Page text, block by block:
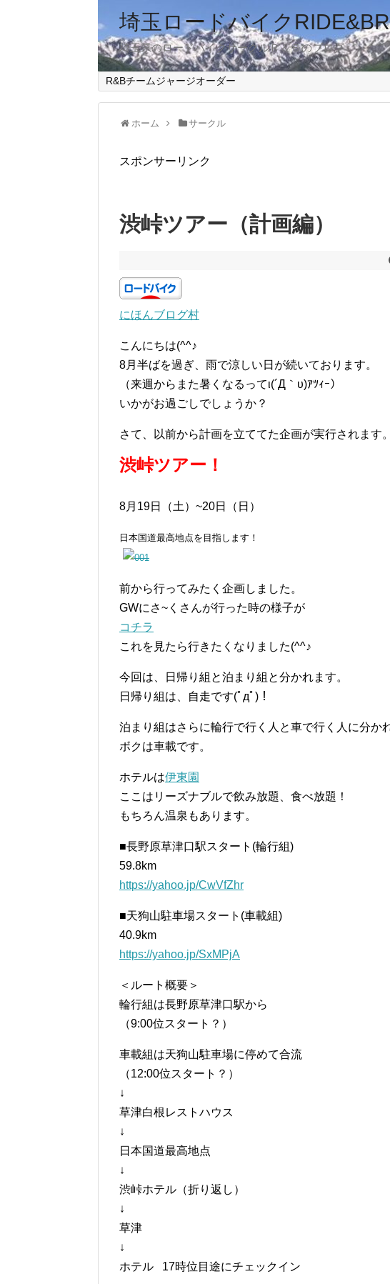
埼玉ロードバイク
埼玉県のロードバイクサークルＲ＆Ｂのブログ
R&Bチームジャージオーダー
ホーム サークル
スポンサーリンク
渋峠ツアー（計画編）
にほんブログ村
こんにちは(^^♪
8月半ばを過ぎ、雨で涼しい日が続いております。
（来週からまた暑くなるってι(´Д｀υ)ｱﾂｨｰ）
いかがお過ごしでしょうか？
さて、以前から計画を立ててた企画が実行されます。
渋峠ツアー！
8月19日（土）~20日（日）
日本国道最高地点を目指します！
前から行ってみたく企画しました。
GWにさ~くさんが行った時の様子が
コチラ
これを見たら行きたくなりました(^^♪
今回は、日帰り組と泊まり組と分かれます。
日帰り組は、自走です(ﾟдﾟ)！
泊まり組はさらに輪行で行く人と車で行く人に分か
ボクは車載です。
ホテルは伊東園
ここはリーズナブルで飲み放題、食べ放題！
もちろん温泉もあります。
■長野原草津口駅スタート(輪行組)
59.8km
https://yahoo.jp/CwVfZhr
■天狗山駐車場スタート(車載組)
40.9km
https://yahoo.jp/SxMPjA
＜ルート概要＞
輪行組は長野原草津口駅から
（9:00位スタート？）
車載組は天狗山駐車場に停めて合流
（12:00位スタート？）
↓
草津白根レストハウス
↓
日本国道最高地点
↓
渋峠ホテル（折り返し）
↓
草津
↓
ホテル 17時位目途にチェックイン